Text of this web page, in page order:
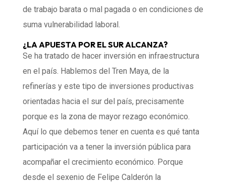
de trabajo barata o mal pagada o en condiciones de
suma vulnerabilidad laboral.
¿LA APUESTA POR EL SUR ALCANZA?
Se ha tratado de hacer inversión en infraestructura
en el país. Hablemos del Tren Maya, de la
refinerías y este tipo de inversiones productivas
orientadas hacia el sur del país, precisamente
porque es la zona de mayor rezago económico.
Aquí lo que debemos tener en cuenta es qué tanta
participación va a tener la inversión pública para
acompañar el crecimiento económico. Porque
desde el sexenio de Felipe Calderón la